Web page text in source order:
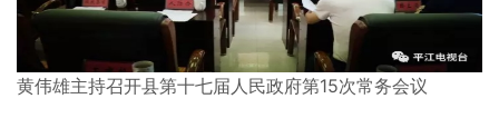
黄伟雄主持召开县第十七届人民政府第15次常务会议